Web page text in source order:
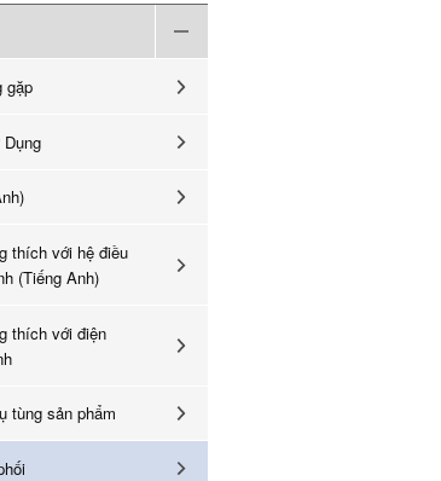
gặp
thích với hệ điều
(Tiếng Anh)
thích với điện
tùng sản phẩm